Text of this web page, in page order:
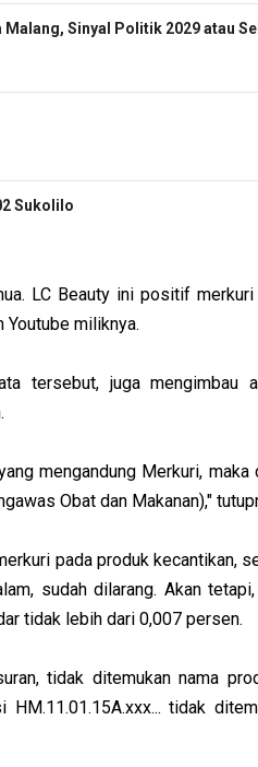
Sinyal Politik 2029 atau
Sukolilo
LC Beauty ini positif
Youtube miliknya.
tersebut, juga mengimbau
mengandung Merkuri, maka
Obat dan Makanan),"
pada produk kecantikan,
sudah dilarang. Akan
tidak lebih dari 0,007 persen.
tidak ditemukan nama
tidak